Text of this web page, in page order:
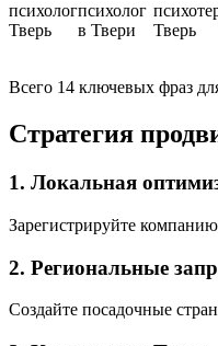
психолог
Тверь
психолог
в Твери
Тверь
Всего 14 ключевых фраз
Стратегия
1. Локальная
Зарегистрируйте
2. Региональные
Создайте посадочные